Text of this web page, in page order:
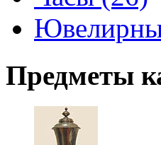
Предметы